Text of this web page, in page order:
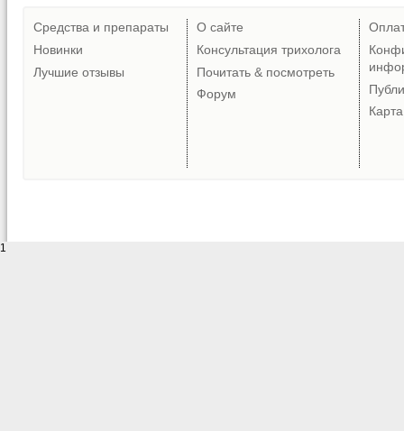
Средства и препараты
Новинки
Лучшие отзывы
О сайте
Консультация трихолога
Почитать & посмотреть
Форум
1